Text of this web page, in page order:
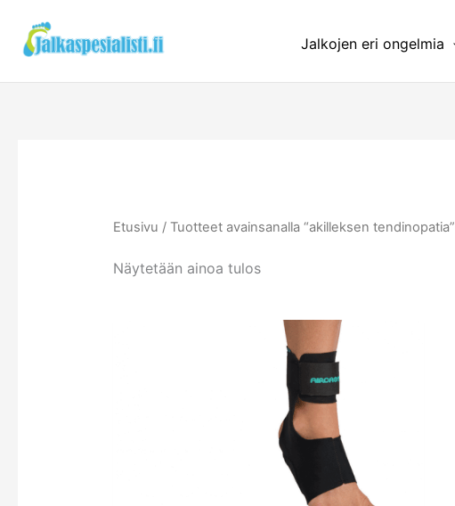
sisältöön
Jalkojen eri ongelmia
Etusivu / Tuotteet avainsanalla “akilleksen tendinopatia”
Näytetään ainoa tulos
Voit
tehdä
valinnat